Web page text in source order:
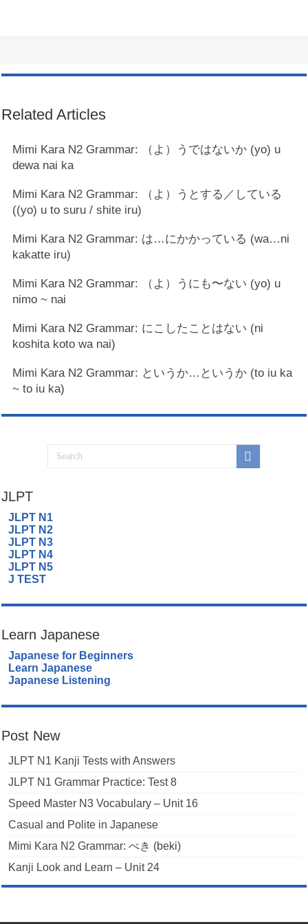
Related Articles
Mimi Kara N2 Grammar: （よ）うではないか (yo) u
dewa nai ka
Mimi Kara N2 Grammar: （よ）うとする／している
((yo) u to suru / shite iru)
Mimi Kara N2 Grammar: は…にかかっている (wa…ni
kakatte iru)
Mimi Kara N2 Grammar: （よ）うにも〜ない (yo) u
nimo ~ nai
Mimi Kara N2 Grammar: にこしたことはない (ni
koshita koto wa nai)
Mimi Kara N2 Grammar: というか…というか (to iu ka
~ to iu ka)
JLPT
JLPT N1
JLPT N2
JLPT N3
JLPT N4
JLPT N5
J TEST
Learn Japanese
Japanese for Beginners
Learn Japanese
Japanese Listening
Post New
JLPT N1 Kanji Tests with Answers
JLPT N1 Grammar Practice: Test 8
Speed Master N3 Vocabulary – Unit 16
Casual and Polite in Japanese
Mimi Kara N2 Grammar: べき (beki)
Kanji Look and Learn – Unit 24